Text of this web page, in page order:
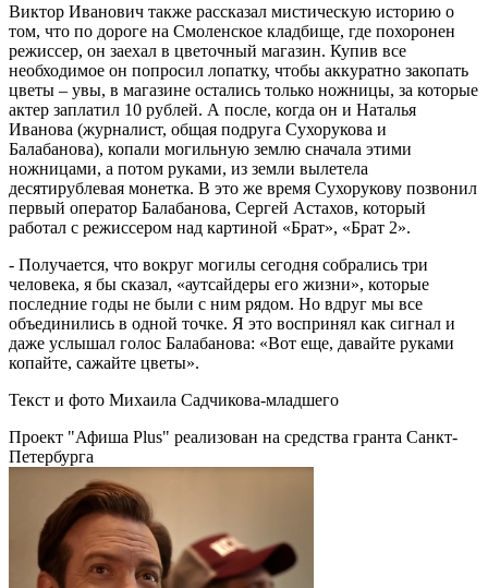
Виктор Иванович также рассказал мистическую историю о
том, что по дороге на Смоленское кладбище, где похоронен
режиссер, он заехал в цветочный магазин. Купив все
необходимое он попросил лопатку, чтобы аккуратно закопать
цветы – увы, в магазине остались только ножницы, за которые
актер заплатил 10 рублей. А после, когда он и Наталья
Иванова (журналист, общая подруга Сухорукова и
Балабанова), копали могильную землю сначала этими
ножницами, а потом руками, из земли вылетела
десятирублевая монетка. В это же время Сухорукову позвонил
первый оператор Балабанова, Сергей Астахов, который
работал с режиссером над картиной «Брат», «Брат 2».
- Получается, что вокруг могилы сегодня собрались три
человека, я бы сказал, «аутсайдеры его жизни», которые
последние годы не были с ним рядом. Но вдруг мы все
объединились в одной точке. Я это воспринял как сигнал и
даже услышал голос Балабанова: «Вот еще, давайте руками
копайте, сажайте цветы».
Текст и фото Михаила Садчикова-младшего
Проект "Афиша Plus" реализован на средства гранта Санкт-
Петербурга